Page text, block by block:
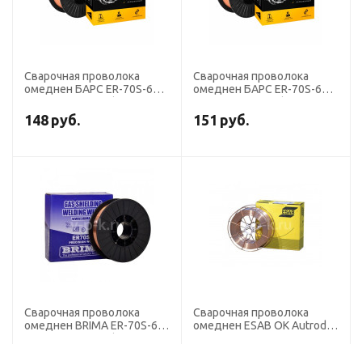
Сварочная проволока
омеднен БАРС ER-70S-6
кг аналог СВ-08ГС)
148 руб.
Сварочная проволока
омеднен БАРС ER-70S-6
кг аналог СВ-08ГС)
151 руб.
Сварочная проволока
омеднен BRIMA ER-70S-6
Сварочная проволока
омеднен ESAB OK Autrod